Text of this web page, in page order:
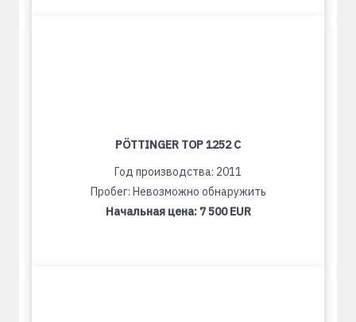
PÖTTINGER TOP 1252 C
Год производства: 2011
Пробег: Невозможно обнаружить
Начальная цена: 7 500 EUR